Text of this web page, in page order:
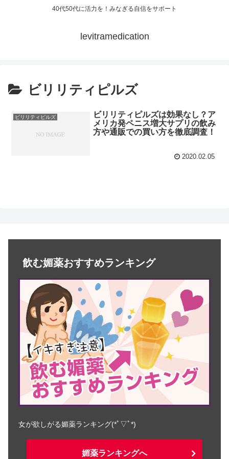
40代50代に活力を！みなぎる自信をサポート
levitramedication
ビリリティピルズ
ビリリティピルズ
ビリリティピルズは効果なし？ア
メリカ発ペニス増大サプリの飲み
方や通販での買い方を徹底調査！
2020.02.05
飲む媚薬おすすめランキング
女が欲しがる媚薬ランキング(*ﾟ▽ﾟ*)
媚薬ランキングへ